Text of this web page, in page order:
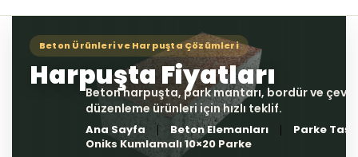
Ana Sayfa Beton Elemanları
Parke Taşı
Oniks Kumlamalı 10×20 Parke